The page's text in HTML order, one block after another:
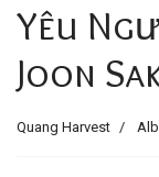
Yêu
Joon
Quang Harvest